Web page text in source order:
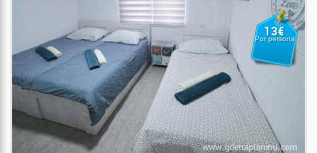
13€
Por persona